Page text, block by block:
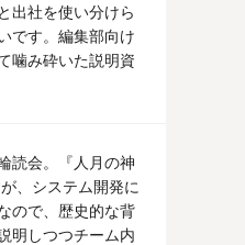
出社を使い分けら
です。編集部向け
噛み砕いた説明資
読会。『人月の神
、システム開発に
ので、歴史的な背
明しつつチーム内